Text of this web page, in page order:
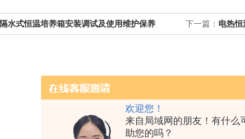
欢迎您！
来自局域网的朋友！有什么
助您的吗？
隔水式恒温培养箱安装调试及使用维护保养 下一篇： 电热